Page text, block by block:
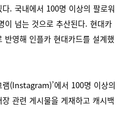
. 국내에서 100명 이상의 팔로워
이 넘는 것으로 추산된다. 현대카
영해 인플카 현대카드를 설계했
램(Instagram)’에서 100명 이상의
관련 게시물을 게재하고 캐시백